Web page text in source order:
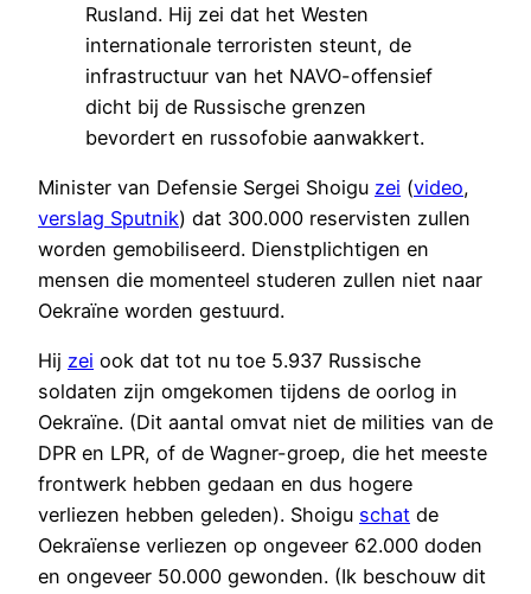
Rusland. Hij zei dat het Westen
internationale terroristen steunt, de
infrastructuur van het NAVO-offensief
dicht bij de Russische grenzen
bevordert en russofobie aanwakkert.
Minister van Defensie Sergei Shoigu zei (video,
verslag Sputnik) dat 300.000 reservisten zullen
worden gemobiliseerd. Dienstplichtigen en
mensen die momenteel studeren zullen niet naar
Oekraïne worden gestuurd.
Hij zei ook dat tot nu toe 5.937 Russische
soldaten zijn omgekomen tijdens de oorlog in
Oekraïne. (Dit aantal omvat niet de milities van de
DPR en LPR, of de Wagner-groep, die het meeste
frontwerk hebben gedaan en dus hogere
verliezen hebben geleden). Shoigu schat de
Oekraïense verliezen op ongeveer 62.000 doden
en ongeveer 50.000 gewonden. (Ik beschouw dit